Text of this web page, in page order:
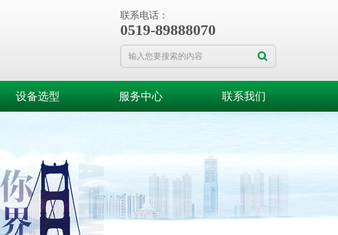
联系电话：
0519-89888070
设备选型 服务中心 联系我们